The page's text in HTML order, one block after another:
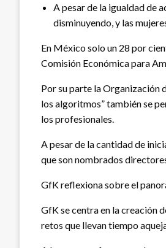
A pesar de la igualdad de
disminuyendo, y las
En México solo un 28 por
Comisión Económica para
Por su parte la Organización
los algoritmos” también se
los profesionales.
A pesar de la cantidad de
que son nombrados
GfK reflexiona sobre el
GfK se centra en la creación
retos que llevan tiempo